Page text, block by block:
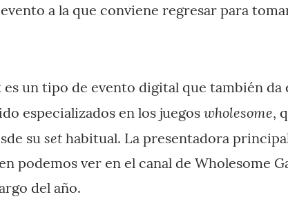
a la que conviene regresar para
un tipo de evento digital que también da
especializados en los juegos wholesome,
su set habitual. La presentadora
podemos ver en el canal de Wholesome
del año.